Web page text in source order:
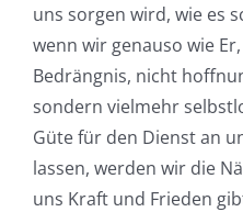
uns sorgen wird, wie es
wenn wir genauso wie
Bedrängnis, nicht
sondern vielmehr
Güte für den Dienst an
lassen, werden wir die
uns Kraft und Frieden